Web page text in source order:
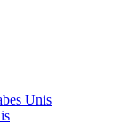
Unis